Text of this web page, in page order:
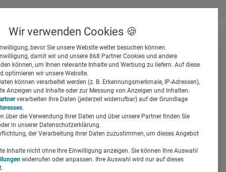
Suchen
Berlin-
Wir verwenden Cookies 🍪
bevor Sie unsere Website weiter besuchen können.
damit wir und unsere 868 Partner Cookies und andere
können, um Ihnen relevante Inhalte und Werbung zu liefern. Auf diese
optimieren wir unsere Website.
können verarbeitet werden (z. B. Erkennungsmerkmale, IP-Adressen),
Anzeigen und Inhalte oder zur Messung von Anzeigen und Inhalten.
verarbeiten Ihre Daten (jederzeit widerrufbar) auf der Grundlage
.
über die Verwendung Ihrer Daten und über unsere Partner finden Sie
in unserer Datenschutzerklärung.
der Verarbeitung Ihrer Daten zuzustimmen, um dieses Angebot
Inhalte nicht ohne Ihre Einwilligung anzeigen. Sie können Ihre Auswahl
widerrufen oder anpassen. Ihre Auswahl wird nur auf dieses